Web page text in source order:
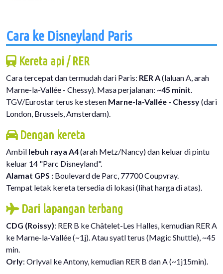
Cara ke Disneyland Paris
Kereta api / RER
Cara tercepat dan termudah dari Paris: RER A(laluan A, arah
Marne-la-Vallée - Chessy). Masa perjalanan: ~45 minit
TGV/Eurostar terus ke stesen Marne-la-Vallée - Chessy(dari
London, Brussels, Amsterdam).
Dengan kereta
Ambil lebuh raya A4(arah Metz/Nancy) dan keluar di pintu
keluar 14 "Parc Disneyland".
Alamat GPS : Boulevard de Parc, 77700 Coupvray.
Tempat letak kereta tersedia di lokasi (lihat harga di atas).
Dari lapangan terbang
CDG (Roissy): RER B ke Châtelet-Les Halles, kemudian RER A
ke Marne-la-Vallée (~1j). Atau syatl terus (Magic Shuttle), ~45
min.
Orly: Orlyval ke Antony, kemudian RER B dan A (~1j15min).